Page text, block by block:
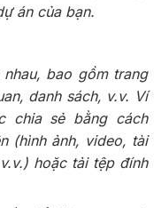
án của bạn.
bao gồm trang
danh sách, v.v. Ví
chia sẻ bằng cách
(hình ảnh, video, tài
hoặc tải tệp đính